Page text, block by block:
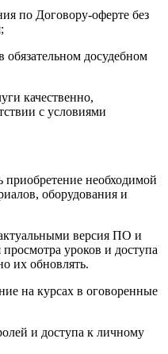
по Договору-оферте без
обязательном досудебном
качественно,
с условиями
приобретение необходимой
оборудования и
версия ПО и
уроков и доступа
их обновлять.
на курсах в оговоренные
и доступа к личному